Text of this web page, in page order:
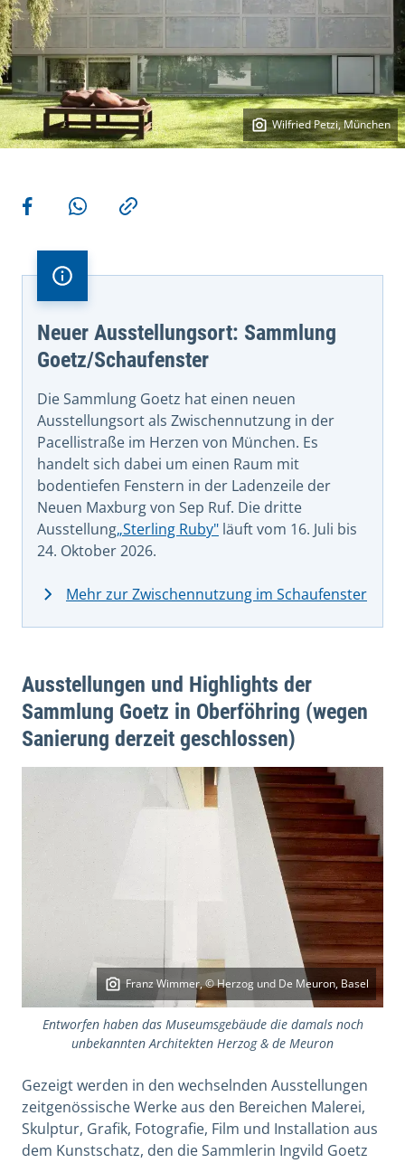
Wilfried Petzi, München
Weitere Aktionen
Teilen auf Facebook
Teilen via WhatsApp
Kopieren
Neuer Ausstellungsort: Sammlung
Goetz/Schaufenster
Die Sammlung Goetz hat einen neuen
Ausstellungsort als Zwischennutzung in der
Pacellistraße im Herzen von München. Es
handelt sich dabei um einen Raum mit
bodentiefen Fenstern in der Ladenzeile der
Neuen Maxburg von Sep Ruf. Die dritte
Ausstellung„Sterling Ruby" läuft vom 16. Juli bis
24. Oktober 2026.
Mehr zur Zwischennutzung im Schaufenster
Ausstellungen und Highlights der
Sammlung Goetz in Oberföhring (wegen
Sanierung derzeit geschlossen)
Franz Wimmer, © Herzog und De Meuron, Basel
Entworfen haben das Museumsgebäude die damals noch
unbekannten Architekten Herzog & de Meuron
Gezeigt werden in den wechselnden Ausstellungen
zeitgenössische Werke aus den Bereichen Malerei,
Skulptur, Grafik, Fotografie, Film und Installation aus
dem Kunstschatz, den die Sammlerin Ingvild Goetz